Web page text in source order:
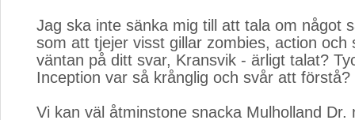
Jag ska inte sänka mig till att tala om något
som att tjejer visst gillar zombies, action och
väntan på ditt svar, Kransvik - ärligt talat?
Inception var så krånglig och svår att förstå?
Vi kan väl åtminstone snacka Mulholland Dr.